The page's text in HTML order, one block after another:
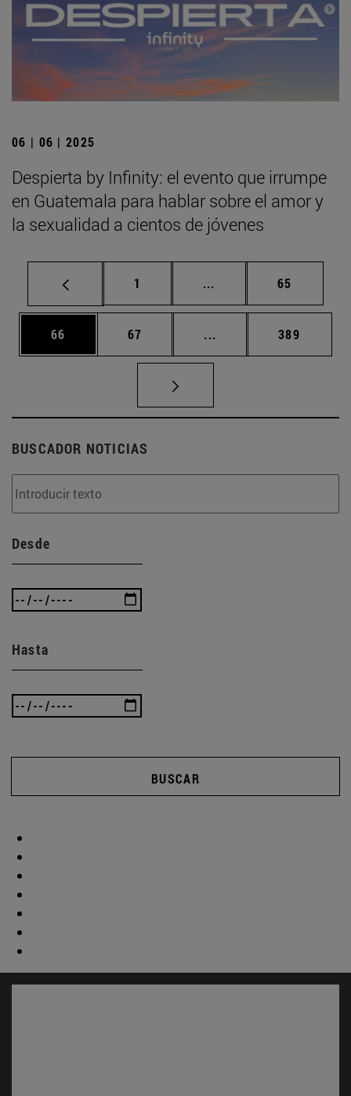
06 | 06 | 2025
Despierta by Infinity: el evento que irrumpe
en Guatemala para hablar sobre el amor y
la sexualidad a cientos de jóvenes
Página
1 ... Páginas intermedias
Página
65
Página
66 Página
67 ... Páginas intermedias
Página
389
BUSCADOR NOTICIAS
Desde
Hasta
BUSCAR